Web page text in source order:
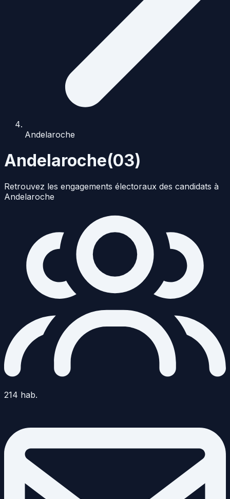
Andelaroche
Andelaroche(03)
Retrouvez les engagements électoraux des candidats à
Andelaroche
214 hab.